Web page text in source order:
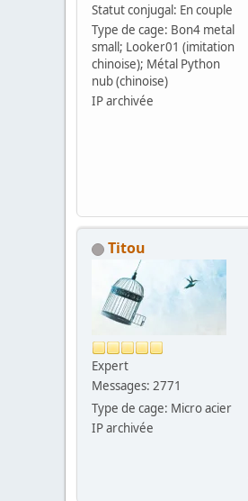
Statut conjugal: En couple
Type de cage: Bon4 metal
small; Looker01 (imitation
chinoise); Métal Python
nub (chinoise)
IP archivée
Titou
Expert
Messages: 2771
Type de cage: Micro acier
IP archivée